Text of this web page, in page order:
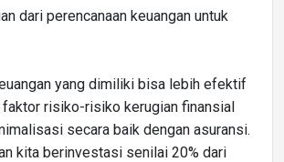
dari perencanaan keuangan untuk
yang dimiliki bisa lebih efektif
faktor risiko-risiko kerugian finansial
secara baik dengan asuransi.
kita berinvestasi senilai 20% dari